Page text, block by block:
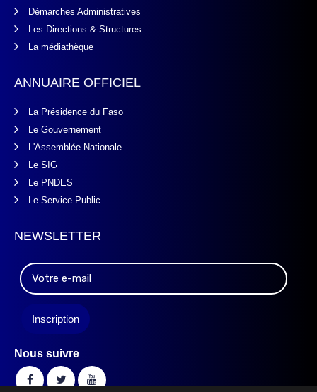
Démarches Administratives
Les Directions & Structures
La médiathèque
ANNUAIRE OFFICIEL
La Présidence du Faso
Le Gouvernement
L'Assemblée Nationale
Le SIG
Le PNDES
Le Service Public
NEWSLETTER
Nous suivre